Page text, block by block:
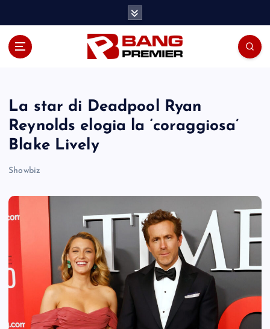
La star di Deadpool Ryan
Reynolds elogia la ‘coraggiosa’
Blake Lively
Showbiz